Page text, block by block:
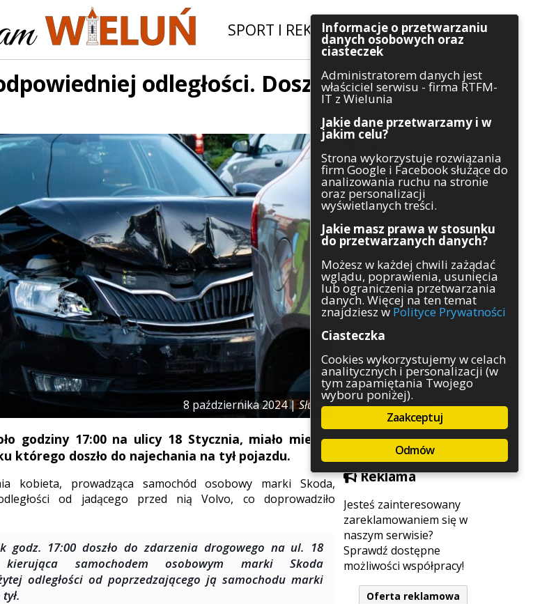
SPORT I REKREACJA|INWESTYCJE
Szukaj
Kategorie
Architektura
Gospodarka
Handel
Komunikaty
Kultura
Polityka
Pozostałe
Psychologia
Rolnictwo
Służby
Sport
Środowisko
Szkolnictwo
Wydarzenia
Zapowiedzi
Zdrowie
Reklama
Jesteś zainteresowany
zareklamowaniem się w
naszym serwisie?
Sprawdź dostępne
możliwości współpracy!
Oferta reklamowa
odległości. Doszło
8 października 2024 |Służby
godziny 17:00 na ulicy 18 Stycznia, miało miejsce
którego doszło do najechania na tył pojazdu.
kobieta, prowadząca samochód osobowy marki Skoda,
od jadącego przed nią Volvo, co doprowadziło
godz. 17:00 doszło do zdarzenia drogowego na ul. 18
samochodem osobowym marki Skoda
odległości od poprzedzającego ją samochodu marki
Informacje o przetwarzaniu
danych osobowych oraz
ciasteczek
Administratorem danych jest
właściciel serwisu - firma RTFM-
IT z Wielunia
Jakie dane przetwarzamy i w
jakim celu?
Strona wykorzystuje rozwiązania
firm Google i Facebook służące do
analizowania ruchu na stronie
oraz personalizacji
wyświetlanych treści.
Jakie masz prawa w stosunku
do przetwarzanych danych?
Możesz w każdej chwili zażądać
wglądu, poprawienia, usunięcia
lub ograniczenia przetwarzania
danych. Więcej na ten temat
znajdziesz w Polityce Prywatności
Ciasteczka
Cookies wykorzystujemy w celach
analitycznych i personalizacji (w
tym zapamiętania Twojego
wyboru poniżej).
Zaakceptuj
Odmów